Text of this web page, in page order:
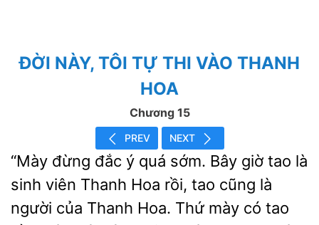
ĐỜI NÀY, TÔI TỰ THI VÀO THANH
HOA
Chương 15
PREV NEXT
“Mày đừng đắc ý quá sớm. Bây giờ tao là
sinh viên Thanh
rồi, tao cũng là
người của Thanh Hoa. Thứ mày có tao